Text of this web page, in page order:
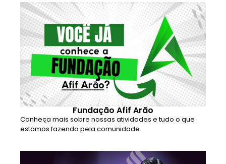
Fundação Afif Arão
Conheça mais sobre nossas atividades e tudo o que
estamos fazendo pela comunidade.